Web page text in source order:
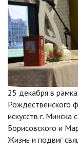
25 декабря в
Рождественского
искусств г. Минска
Борисовского и
Жизнь и подвиг